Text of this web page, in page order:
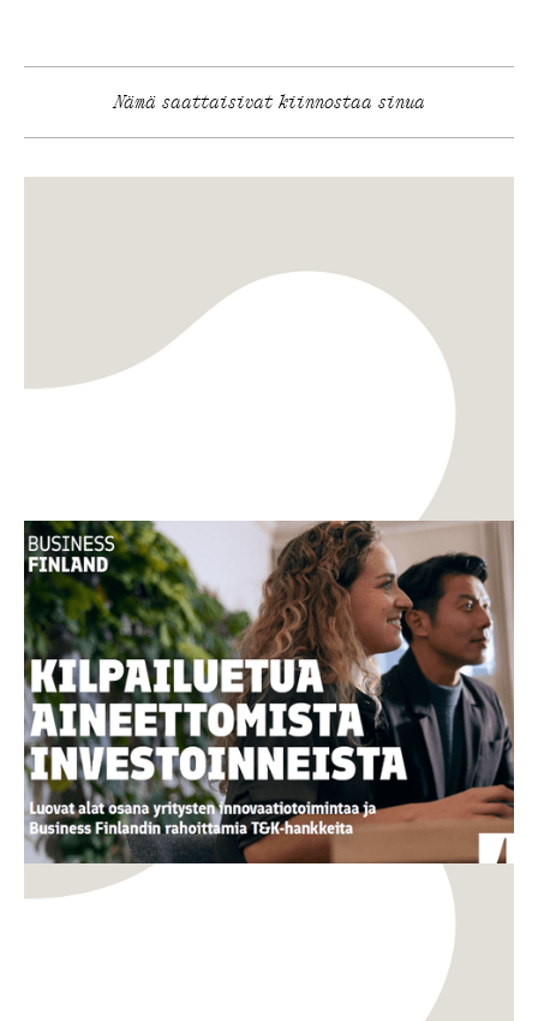
Nämä saattaisivat kiinnostaa sinua
TKI Innovaatiot
Uusi opas: Miten aineettomasta arvosta
rakennetaan kilpailukykyä ja kasvua?